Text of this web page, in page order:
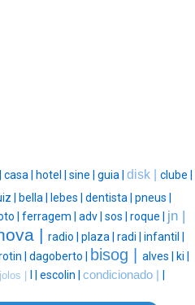
casa | hotel | sine | guia | disk | clube |
| bella | lebes | dentista | pneus |
| ferragem | adv | sos | roque | jn |
| radio | plaza | radi | infantil |
| dagoberto | bisog | alves |
ki |
| escolin | condicionado |